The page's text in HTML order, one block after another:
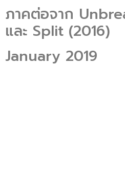
ภาคต่อจาก
และ Split (2016)
January 2019